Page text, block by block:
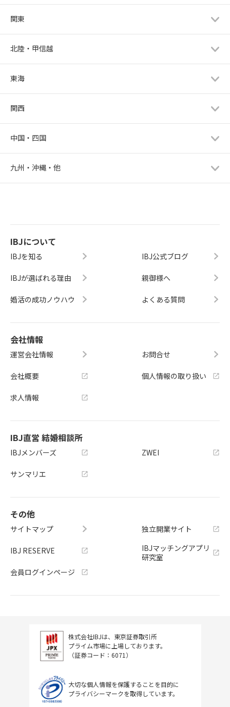
関東
北陸・甲信越
東海
関西
中国・四国
九州・沖縄・他
IBJについて
IBJを知る
IBJが選ばれる理由
婚活の成功ノウハウ
IBJ公式ブログ
親御様へ
よくある質問
会社情報
運営会社情報
会社概要
求人情報
お問合せ
個人情報の取り扱い
IBJ直営 結婚相談所
IBJメンバーズ
サンマリエ
ZWEI
その他
サイトマップ
IBJ RESERVE
会員ログインページ
独立開業サイト
IBJマッチングアプリ
研究室
株式会社IBJは、東京証券取引所
プライム市場に上場しております。
（証券コード：6071）
大切な個人情報を保護することを目的に
プライバシーマークを取得しています。